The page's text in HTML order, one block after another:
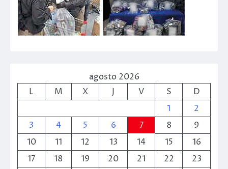
agosto 2026
L
M X J V S
D
1
2
3
4 5 6 7 8
9
10
11 12 13 14 15
16
17
18 19 20 21 22
23